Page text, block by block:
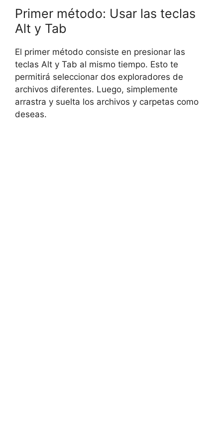
Primer método: Usar las teclas
Alt y Tab
El primer método consiste en presionar las
teclas Alt y Tab al mismo tiempo. Esto te
permitirá seleccionar dos exploradores de
archivos diferentes. Luego, simplemente
arrastra y suelta los archivos y carpetas como
deseas.